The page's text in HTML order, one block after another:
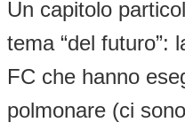
Un capitolo
tema “del futuro”:
FC che hanno
polmonare (ci